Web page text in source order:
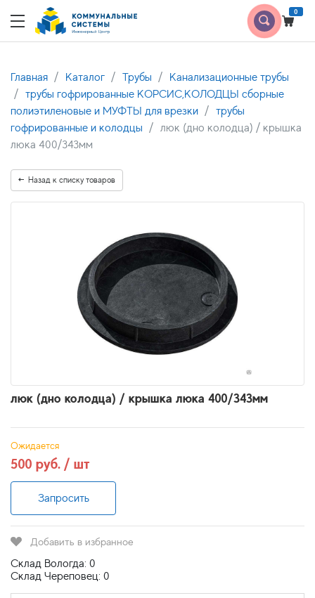
0
Главная Каталог Трубы
Канализационные трубы
трубы гофрированные КОРСИС,КОЛОДЦЫ сборные
полиэтиленовые и МУФТЫ для врезки
трубы
гофрированные и колодцы
люк (дно колодца) / крышка
люка 400/343мм
Назад к списку товаров
люк (дно колодца) / крышка люка 400/343мм
Ожидается
500 руб. / шт
Запросить
Добавить в избранное
Склад Вологда: 0
Склад Череповец: 0